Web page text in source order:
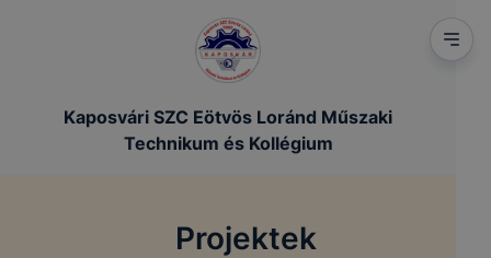
Kaposvári SZC Eötvös Loránd Műszaki
Technikum és Kollégium
Projektek